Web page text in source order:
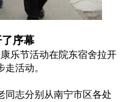
序幕
乐节活动在院东宿舍拉开
活动。
同志分别从南宁市区各处